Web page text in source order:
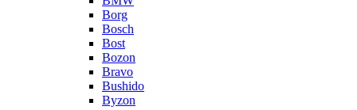
Borg
Bosch
Bost
Bozon
Bravo
Bushido
Byzon